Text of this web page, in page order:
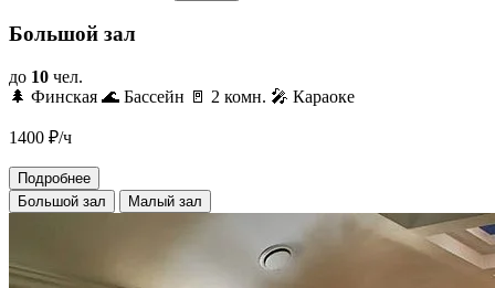
Большой зал
до 10 чел.
🌲 Финская 🌊 Бассейн 🚪 2 комн. 🎤 Караоке
1400 ₽/ч
Подробнее
Большой зал
Малый зал